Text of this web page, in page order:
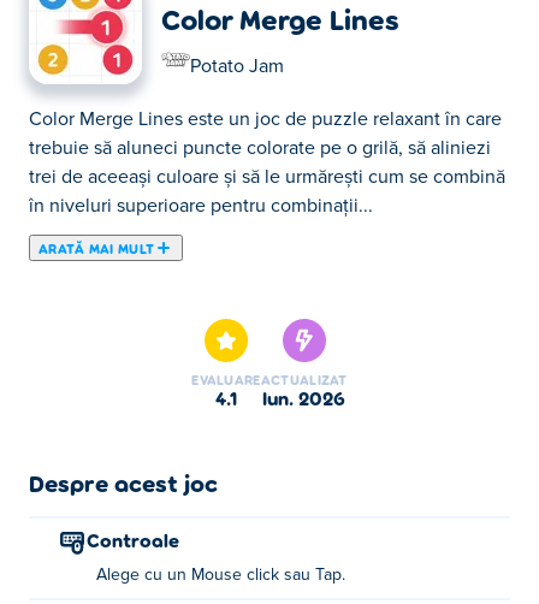
Color Merge Lines
Potato Jam
Color Merge Lines este un joc de puzzle relaxant în care
trebuie să aluneci puncte colorate pe o grilă, să aliniezi
trei de aceeași culoare și să le urmărești cum se combină
în niveluri superioare pentru combinații...
ARATĂ MAI MULT
trei de aceeași culoare și să le urmărești cum se combină
în niveluri superioare pentru combinații puternice!
Planifică câteva mișcări din timp, evită să te blochezi și
perfect?
Cum se joacă Color Merge Lines?
Faceți clic sau atingeți pentru a face alegerea.
EVALUARE
4.1
ACTUALIZAT
iun. 2026
Despre acest joc
Controale
Alege cu un Mouse click sau Tap.